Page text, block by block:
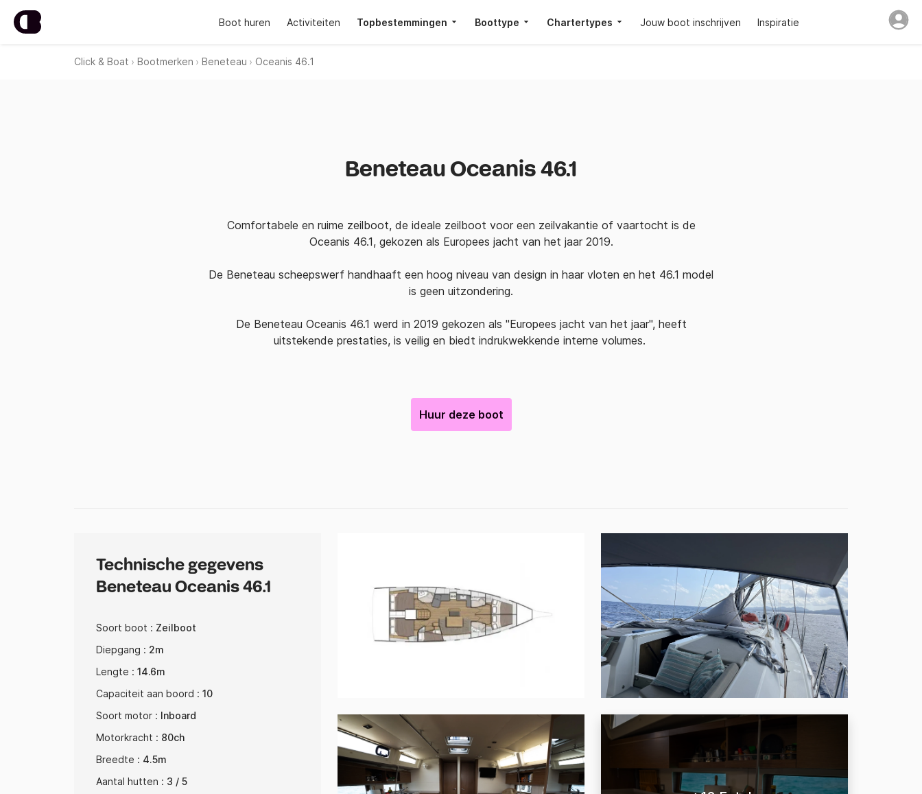
Boot huren Activiteiten Topbestemmingen Boottype Chartertypes Jouw boot inschrijven Inspiratie
Click & Boat Bootmerken Beneteau Oceanis 46.1
Beneteau Oceanis 46.1
Comfortabele en ruime zeilboot, de ideale zeilboot voor een zeilvakantie of vaartocht is de
Oceanis 46.1, gekozen als Europees jacht van het jaar 2019.
De Beneteau scheepswerf handhaaft een hoog niveau van design in haar vloten en het 46.1 model
is geen uitzondering.
De Beneteau Oceanis 46.1 werd in 2019 gekozen als "Europees jacht van het jaar", heeft
uitstekende prestaties, is veilig en biedt indrukwekkende interne volumes.
Huur deze boot
Technische gegevens
Beneteau Oceanis 46.1
Soort boot : Zeilboot
Diepgang : 2m
Lengte : 14.6m
Capaciteit aan boord : 10
Soort motor : Inboard
Motorkracht : 80ch
Breedte : 4.5m
Aantal hutten : 3 / 5